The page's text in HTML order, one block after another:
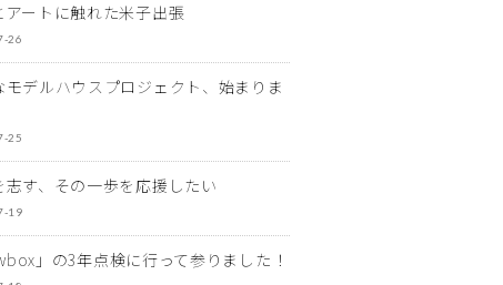
アートに触れた米子出張
26
モデルハウスプロジェクト、始まりま
25
志す、その一歩を応援したい
19
」の3年点検に行って参りました！